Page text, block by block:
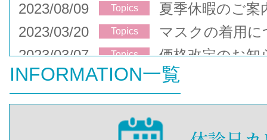
2023/08/09
Topics
夏季休暇のご案
2023/03/20
Topics
マスクの着用に
2023/03/07
Topics 価格改定のお知
INFORMATION一覧